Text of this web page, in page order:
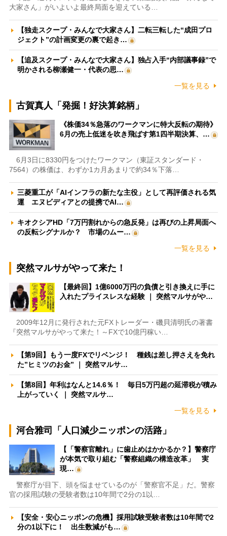
大家さん」がいよいよ最終局面を迎えている…
【独走スクープ・みんなで大家さん】二転三転した“成田プロ
ジェクト”の計画変更の裏で起き…
【追及スクープ・みんなで大家さん】独占入手“内部議事録”で
明かされる柳瀬健一・代表の思…
一覧を見る
古賀真人「発掘！好決算銘柄」
《株価34％急落のワークマンに特大反転の期待》
6月の売上低迷を吹き飛ばす第1四半期決算、…
6月3日に8330円をつけたワークマン（東証スタンダード・
7564）の株価は、わずか1カ月あまりで約34％下落…
三菱重工が「AIインフラの新たな主役」として再評価される気
運 エヌビディアとの提携でAI…
キオクシアHD「7万円割れからの急反発」は再びの上昇局面へ
の反転シグナルか？ 市場のムー…
一覧を見る
突然マルサがやって来た！
【最終回】1億6000万円の負債と引き換えに手に
入れたプライスレスな経験 ｜ 突然マルサがや…
2009年12月に発行された元FXトレーダー・磯貝清明氏の著書
『突然マルサがやって来た！～FXで10億円稼い…
【第9回】もう一度FXでリベンジ！ 種銭は差し押さえを免れ
た”ヒミツのお金” ｜ 突然マルサ…
【第8回】年利はなんと14.6％！ 毎日5万円超の延滞税が積み
上がっていく ｜ 突然マルサ…
一覧を見る
河合雅司「人口減少ニッポンの活路」
【「警察官離れ」に歯止めはかかるか？】警察庁
が本気で取り組む「警察組織の構造改革」 実
現…
警察庁が目下、頭を悩ませているのが「警察官不足」だ。警察
官の採用試験の受験者数は10年間で2分の1以…
【安全・安心ニッポンの危機】採用試験受験者数は10年間で2
分の1以下に！ 出生数減がも…